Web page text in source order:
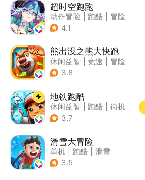
超时空跑跑
动作冒险 跑酷
冒险
| 沙盒
4.1
熊出没之熊大快跑
休闲益智 竞速
冒险
| 熊出没
3.8
地铁跑酷
休闲益智 跑酷
街机
| 创梦天地
3.7
滑雪大冒险
单机 跑酷
滑雪
| 游道易
3.5